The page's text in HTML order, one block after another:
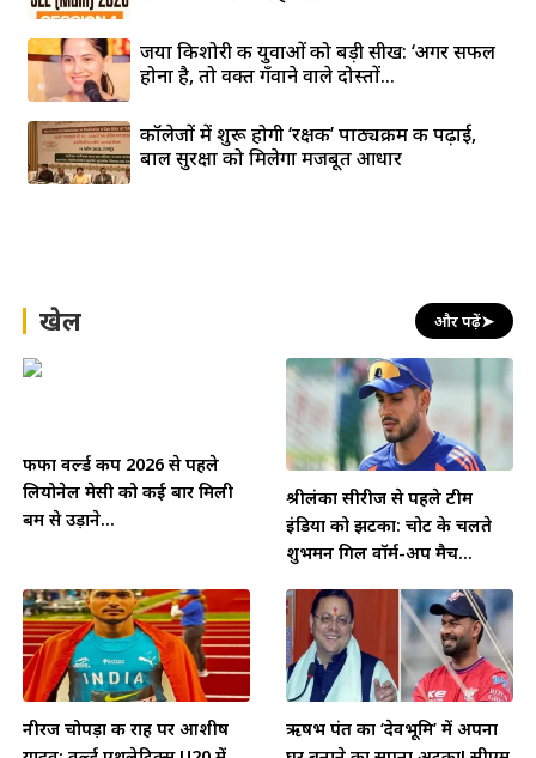
जया किशोरी की युवाओं को बड़ी सीख: ‘अगर सफल
होना है, तो वक्त गँवाने वाले दोस्तों...
कॉलेजों में शुरू होगी ‘रक्षक’ पाठ्यक्रम की पढ़ाई,
बाल सुरक्षा को मिलेगा मजबूत आधार
खेल और पढ़ें➤
फीफा वर्ल्ड कप 2026 से पहले
लियोनेल मेसी को कई बार मिली
बम से उड़ाने...
श्रीलंका सीरीज से पहले टीम
इंडिया को झटका: चोट के चलते
शुभमन गिल वॉर्म-अप मैच...
नीरज चोपड़ा की राह पर आशीष
ऋषभ पंत का ‘देवभूमि’ में अपना